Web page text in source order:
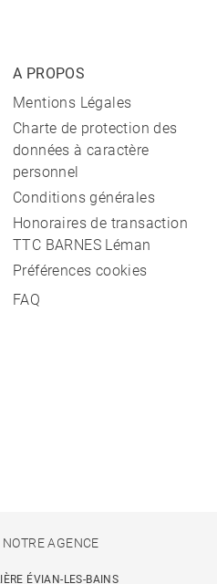
A PROPOS
Mentions Légales
Charte de protection des
données à caractère
personnel
Conditions générales
Honoraires de transaction
TTC BARNES Léman
Préférences cookies
FAQ
AGENCE
ÉVIAN-LES-BAINS